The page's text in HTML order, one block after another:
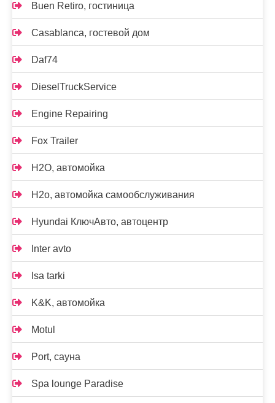
Buen Retiro, гостиница
Casablanca, гостевой дом
Daf74
DieselTruckService
Engine Repairing
Fox Trailer
H2O, автомойка
H2o, автомойка самообслуживания
Hyundai КлючАвто, автоцентр
Inter avto
Isa tarki
K&K, автомойка
Motul
Port, сауна
Spa lounge Paradise